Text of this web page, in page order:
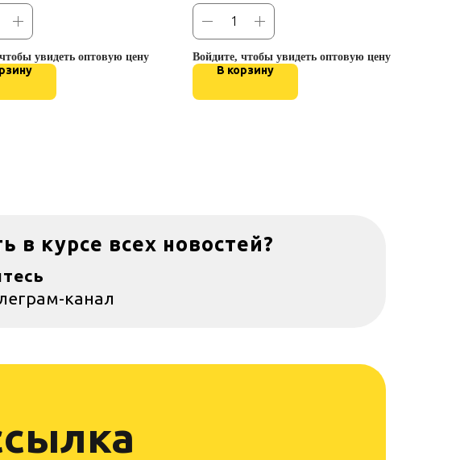
увидеть оптовую цену Войдите, чтобы увидеть оптовую цену
В корзину
в курсе всех новостей?
канал